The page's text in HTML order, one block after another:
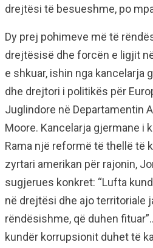
drejtësi të besueshme, po
Dy prej pohimeve më të
drejtësisë dhe forcën e ligjit
e shkuar, ishin nga kancelarja
dhe drejtori i politikës për
Juglindore në Departamentin
Moore. Kancelarja gjermane i
Rama një reformë të thellë të
zyrtari amerikan për rajonin,
sugjerues konkret: “Lufta
në drejtësi dhe ajo territoriale
rëndësishme, që duhen
kundër korrupsionit duhet të